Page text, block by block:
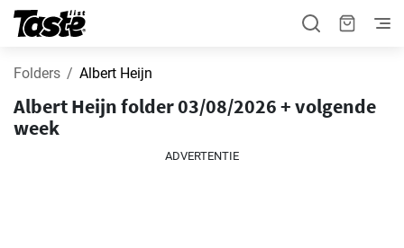
Folders Albert Heijn
Albert Heijn folder 03/08/2026 + volgende
week
ADVERTENTIE